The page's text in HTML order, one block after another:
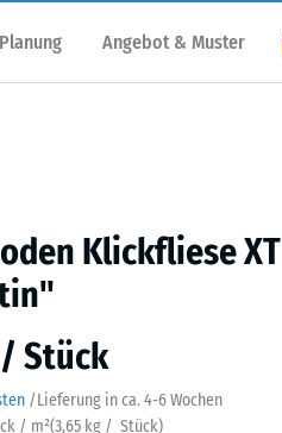
Angebot & Muster
Klickfliese XT
Stück
/Lieferung in ca. 4-6 Wochen
/ m²(3,65 kg / Stück)